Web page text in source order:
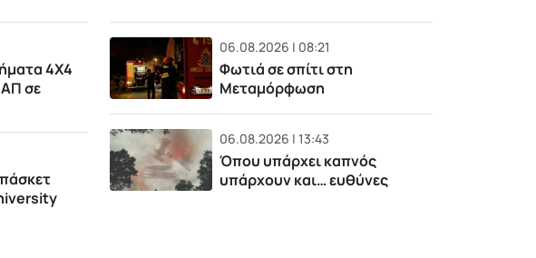
4Χ4
σε
06.08.2026 | 08:21
Φωτιά σε σπίτι στη
Μεταμόρφωση
06.08.2026 | 13:43
Όπου υπάρχει καπνός
υπάρχουν και… ευθύνες